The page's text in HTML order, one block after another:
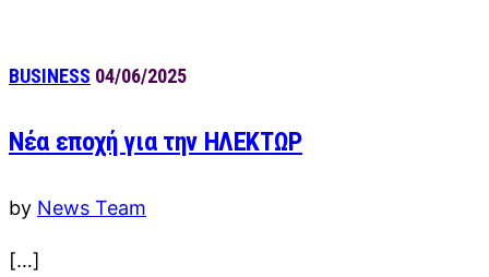
BUSINESS 04/06/2025
Νέα εποχή για την ΗΛΕΚΤΩΡ
by News Team
[…]